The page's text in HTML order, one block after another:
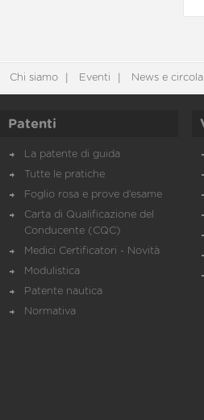
Chi siamo Eventi News e
Patenti
La patente di guida
Tutte le pratiche
Foglio rosa e prove d’esame
Carta di Qualificazione del
Conducente (CQC)
Medici Certificatori - Novità
Modulistica
Patente nautica
Normativa